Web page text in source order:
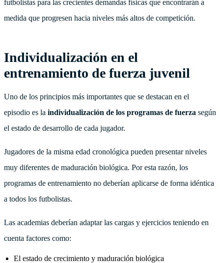
futbolistas para las crecientes demandas físicas que encontrarán a
medida que progresen hacia niveles más altos de competición.
Individualización en el
entrenamiento de fuerza juvenil
Uno de los principios más importantes que se destacan en el
episodio es la individualización de los programas de fuerza según
el estado de desarrollo de cada jugador.
Jugadores de la misma edad cronológica pueden presentar niveles
muy diferentes de maduración biológica. Por esta razón, los
programas de entrenamiento no deberían aplicarse de forma idéntica
a todos los futbolistas.
Las academias deberían adaptar las cargas y ejercicios teniendo en
cuenta factores como:
El estado de crecimiento y maduración biológica